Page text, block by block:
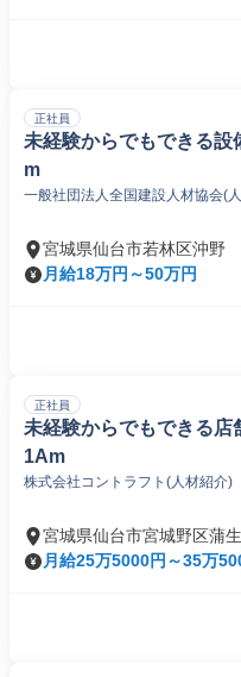
正社員
未経験からでもできる設
m
一般社団法人全国建設人材協会(
宮城県仙台市若林区沖野
月給18万円～50万円
正社員
未経験からでもできる店
1Am
株式会社コントラフト(人材紹介)
宮城県仙台市宮城野区蒲生
月給25万5000円～35万